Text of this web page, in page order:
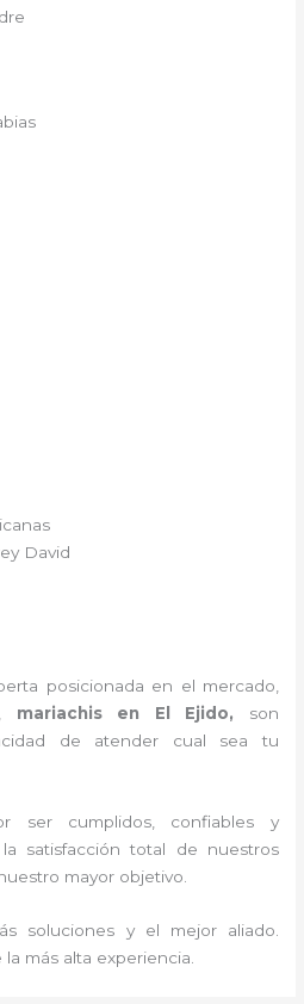
David
posicionada en el mercado,
mariachis en El Ejido, son
de atender cual sea tu
ser cumplidos, confiables y
satisfacción total de nuestros
mayor objetivo.
soluciones y el mejor aliado.
más alta experiencia.